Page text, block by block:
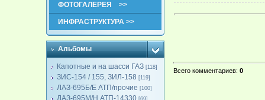
ФОТОГАЛЕРЕЯ >>
ИНФРАСТРУКТУРА >>
Альбомы
Капотные и на шасси ГАЗ [118]
ЗИС-154 / 155, ЗИЛ-158 [119]
ЛАЗ-695Б/Е АТП/прочие [100]
ЛАЗ-695М/Н АТП-14330 [69]
Всего комментариев:0